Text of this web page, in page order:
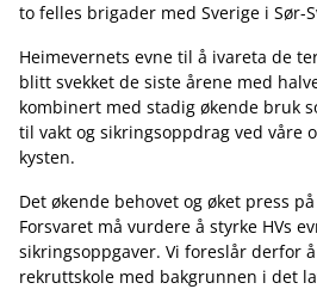
to felles brigader med Sverige i Sør-
Heimevernets evne til å ivareta de
blitt svekket de siste årene med
kombinert med stadig økende bruk
til vakt og sikringsoppdrag ved våre
kysten.
Det økende behovet og øket press
Forsvaret må vurdere å styrke HVs
sikringsoppgaver. Vi foreslår derfor
rekruttskole med bakgrunnen i det